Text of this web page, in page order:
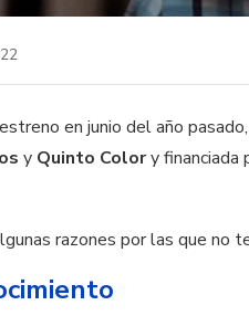
en junio del año pasado,
y Quinto Colory financiada
razones por las que no